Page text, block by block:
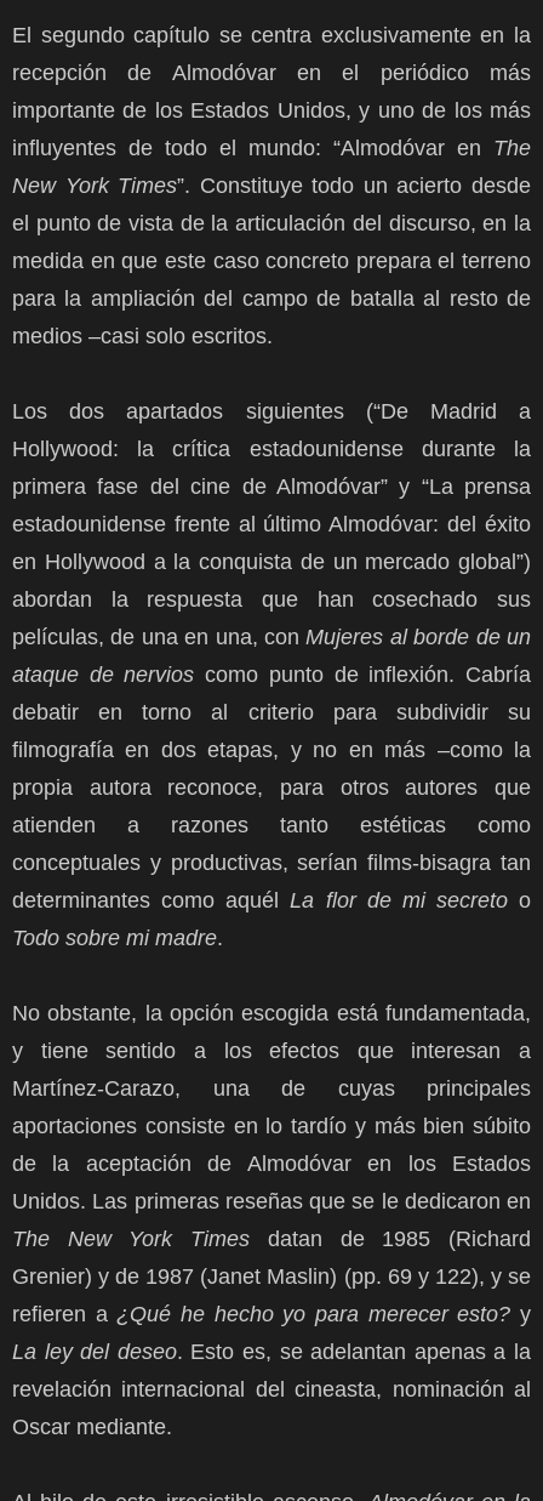
El segundo capítulo se centra exclusivamente en la
recepción de Almodóvar en el periódico más
importante de los Estados Unidos, y uno de los más
influyentes de todo el mundo: “Almodóvar en The
New York Times”. Constituye todo un acierto desde
el punto de vista de la articulación del discurso, en la
medida en que este caso concreto prepara el terreno
para la ampliación del campo de batalla al resto de
medios –casi solo escritos.
Los dos apartados siguientes (“De Madrid a
Hollywood: la crítica estadounidense durante la
primera fase del cine de Almodóvar” y “La prensa
estadounidense frente al último Almodóvar: del éxito
en Hollywood a la conquista de un mercado global”)
abordan la respuesta que han cosechado sus
películas, de una en una, conMujeres al borde de un
ataque de nervios como punto de inflexión. Cabría
debatir en torno al criterio para subdividir su
filmografía en dos etapas, y no en más –como la
propia autora reconoce, para otros autores que
atienden a razones tanto estéticas como
conceptuales y productivas, serían films-bisagra tan
determinantes como aquélLa flor de mi secretoo
Todo sobre mi madre.
No obstante, la opción escogida está fundamentada,
y tiene sentido a los efectos que interesan a
Martínez-Carazo, una de cuyas principales
aportaciones consiste en lo tardío y más bien súbito
de la aceptación de Almodóvar en los Estados
Unidos. Las primeras reseñas que se le dedicaron en
The
New York Times datan de 1985 (Richard
Grenier) y de 1987 (Janet Maslin) (pp. 69 y 122), y se
refieren a¿Qué he hecho yo para merecer esto? y
La ley del deseo. Esto es, se adelantan apenas a la
revelación internacional del cineasta, nominación al
Oscar mediante.